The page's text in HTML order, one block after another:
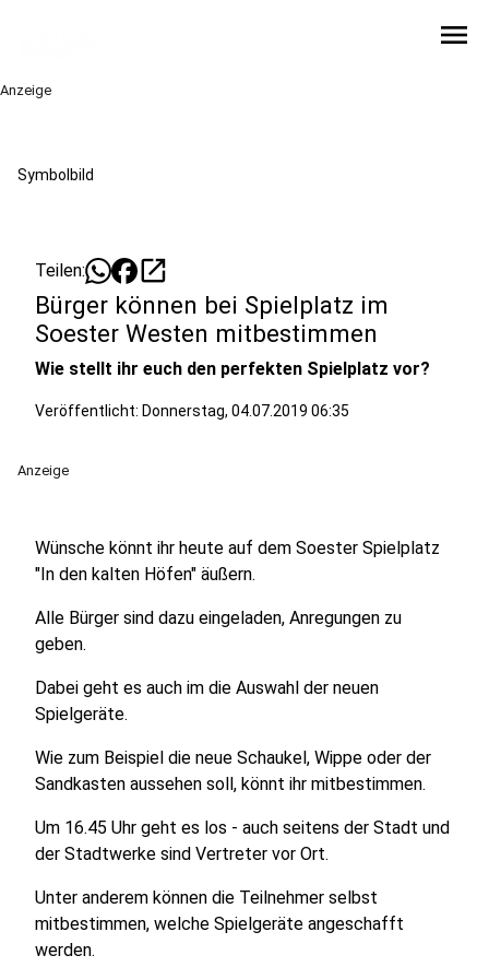
menu
Anzeige
Symbolbild
Teilen: open_in_new
Bürger können bei Spielplatz im
Soester Westen mitbestimmen
Wie stellt ihr euch den perfekten Spielplatz vor?
Veröffentlicht: Donnerstag, 04.07.2019 06:35
Anzeige
Wünsche könnt ihr heute auf dem Soester Spielplatz
"In den kalten Höfen" äußern.
Alle Bürger sind dazu eingeladen, Anregungen zu
geben.
Dabei geht es auch im die Auswahl der neuen
Spielgeräte.
Wie zum Beispiel die neue Schaukel, Wippe oder der
Sandkasten aussehen soll, könnt ihr mitbestimmen.
Um 16.45 Uhr geht es los - auch seitens der Stadt und
der Stadtwerke sind Vertreter vor Ort.
Unter anderem können die Teilnehmer selbst
mitbestimmen, welche Spielgeräte angeschafft
werden.